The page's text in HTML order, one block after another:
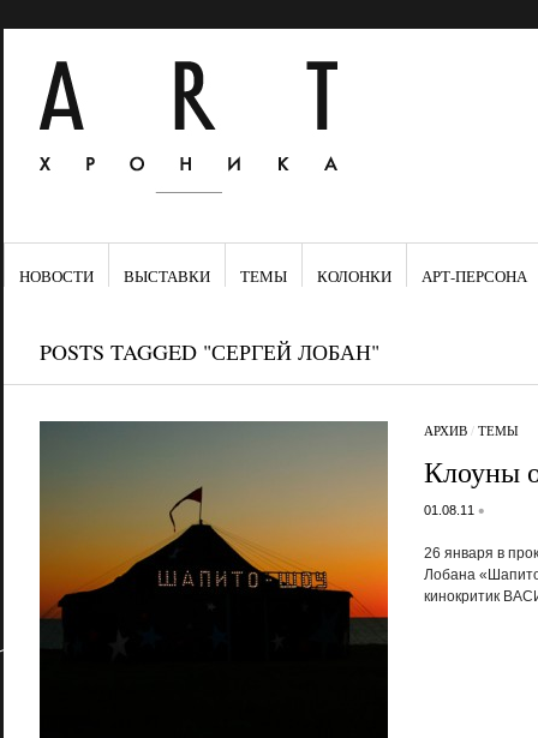
НОВОСТИ ВЫСТАВКИ ТЕМЫ КОЛОНКИ АРТ-ПЕРСОНА
POSTS TAGGED "СЕРГЕЙ ЛОБАН"
АРХИВ/ ТЕМЫ
Клоуны
01.08.11 •
26 января в
Лобана
кинокритик